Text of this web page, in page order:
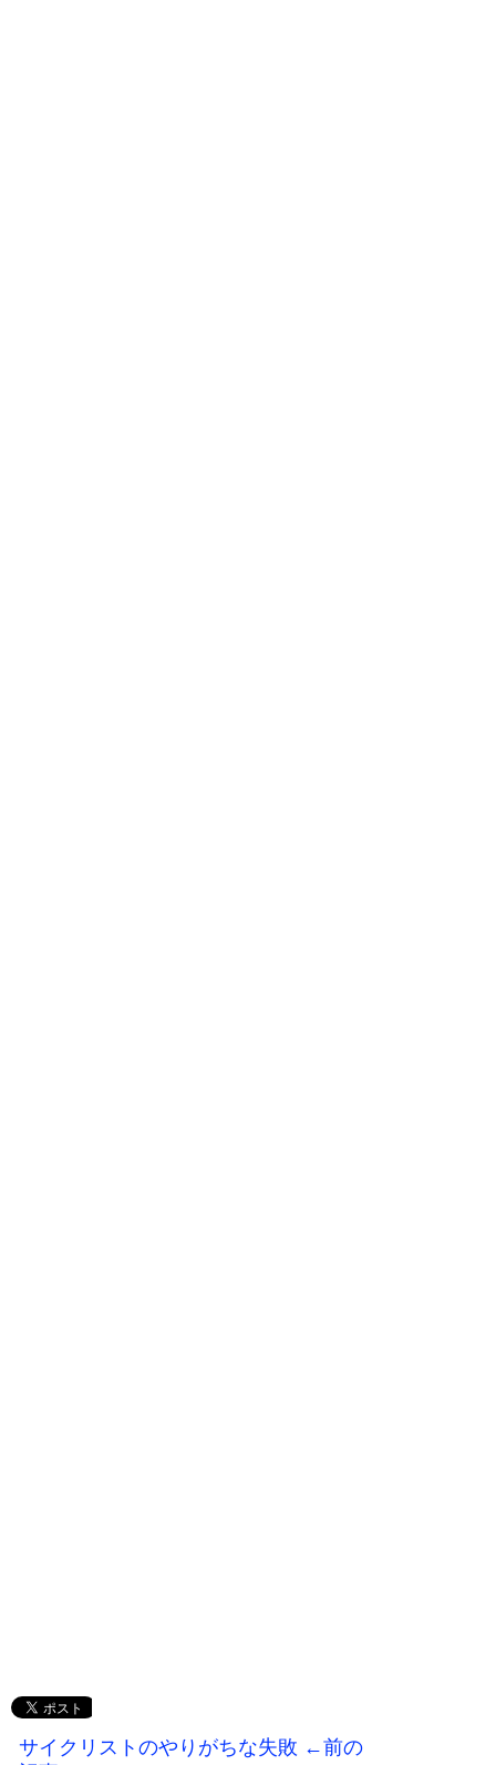
サイクリストのやりがちな失敗 ←前の